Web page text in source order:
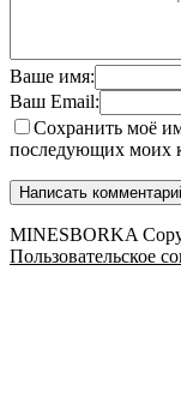
Ваше имя:
Ваш Email:
Сохранить моё
последующих моих
MINESBORKA
Пользовательское